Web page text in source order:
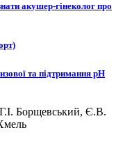
акушер-гінеколог про
та підтримання рН
Борщевський, Є.В.